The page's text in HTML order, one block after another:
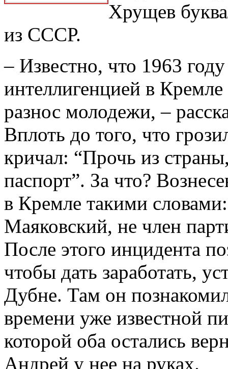
Хрущев
из СССР.
– Известно, что 1963
интеллигенцией в
разнос молодежи, –
Вплоть до того, что
кричал: “Прочь из
паспорт”. За что?
в Кремле такими
Маяковский, не член
После этого инцидента
чтобы дать заработать,
Дубне. Там он
времени уже известной
которой оба остались
Андрей у нее на руках.